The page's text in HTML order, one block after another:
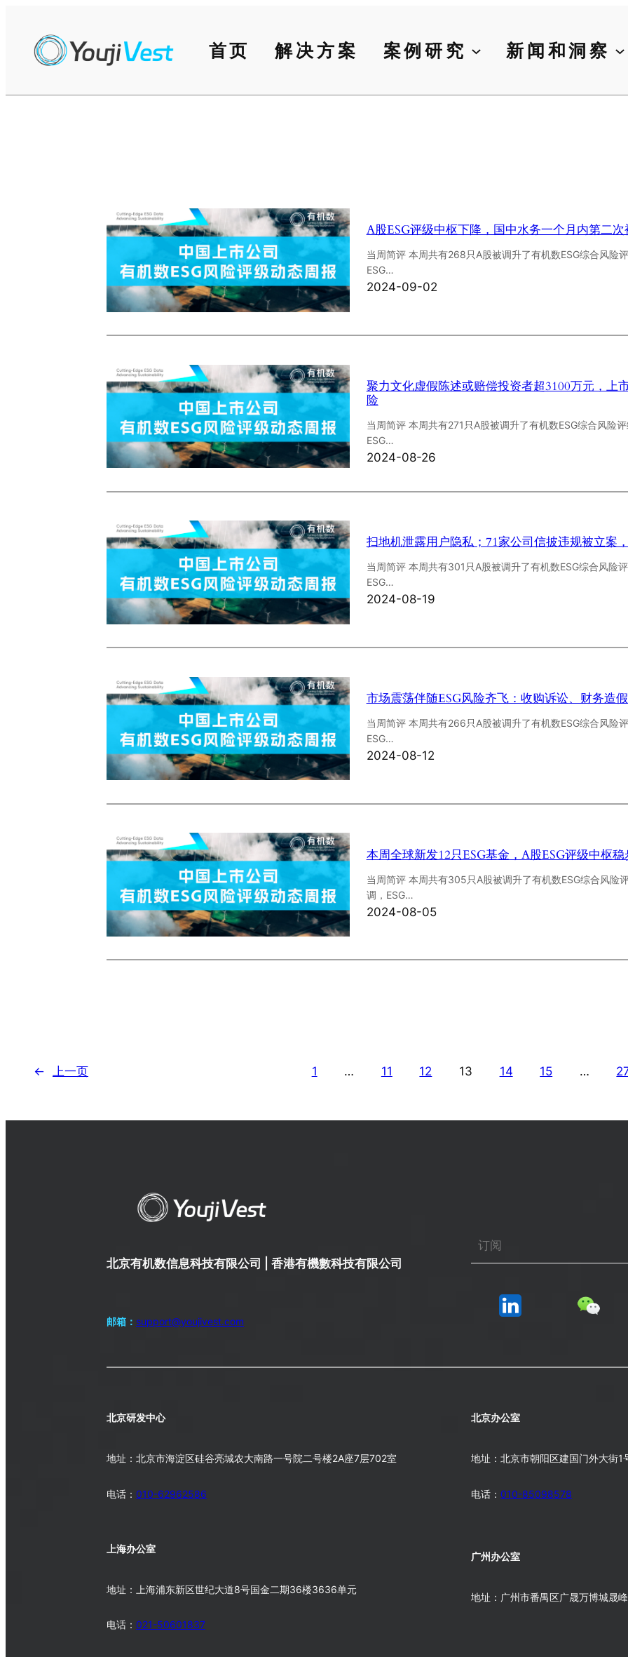
首页 解决方案 案例研究 新闻和洞察
A股ESG评级中枢下降，国中水务一个月内第二
当周简评 本周共有268只A股被调升了有机数ESG综合风险
ESG…
2024-09-02
聚力文化虚假陈述或赔偿投资者超3100万元，上
险
当周简评 本周共有271只A股被调升了有机数ESG综合风险
ESG…
2024-08-26
扫地机泄露用户隐私；71家公司信披违规被立案
当周简评 本周共有301只A股被调升了有机数ESG综合风险
ESG…
2024-08-19
市场震荡伴随ESG风险齐飞：收购诉讼、财务造
当周简评 本周共有266只A股被调升了有机数ESG综合风险
ESG…
2024-08-12
本周全球新发12只ESG基金，A股ESG评级中枢
当周简评 本周共有305只A股被调升了有机数ESG综合风险
调，ESG…
2024-08-05
← 上一页 1 … 11 12 13 14 15 …
北京有机数信息科技有限公司 | 香港有機數科技有限公司
邮箱： support@youjivest.com
北京研发中心
地址：北京市海淀区硅谷亮城农大南路一号院二号楼2A座7层702室
电话： 010-62962586
北京办公室
地址：北京市朝阳区建国门外大街
电话： 010-85098578
上海办公室
地址：上海浦东新区世纪大道8号国金二期36楼3636单元
电话： 021-50601837
广州办公室
地址：广州市番禺区广晟万博城晟